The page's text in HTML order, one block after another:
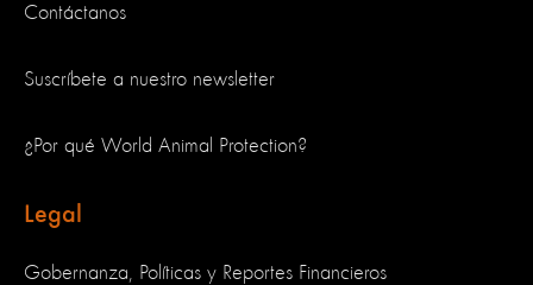
Contáctanos
Suscríbete a nuestro newsletter
¿Por qué World Animal Protection?
Legal
Gobernanza, Políticas y Reportes Financieros